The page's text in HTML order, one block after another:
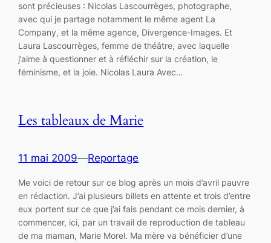
sont précieuses : Nicolas Lascourrèges, photographe,
avec qui je partage notamment le même agent La
Company, et la même agence, Divergence-Images. Et
Laura Lascourrèges, femme de théâtre, avec laquelle
j’aime à questionner et à réfléchir sur la création, le
féminisme, et la joie. Nicolas Laura Avec…
Les tableaux de Marie
11 mai 2009—Reportage
Me voici de retour sur ce blog après un mois d’avril pauvre
en rédaction. J’ai plusieurs billets en attente et trois d’entre
eux portent sur ce que j’ai fais pendant ce mois dernier, à
commencer, ici, par un travail de reproduction de tableau
de ma maman, Marie Morel. Ma mère va bénéficier d’une